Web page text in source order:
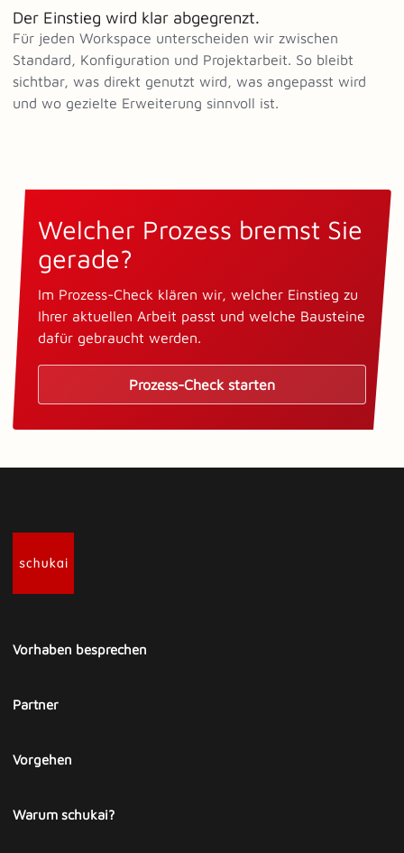
Der Einstieg wird klar abgegrenzt.
Für jeden Workspace unterscheiden wir zwischen
Standard, Konfiguration und Projektarbeit. So bleibt
sichtbar, was direkt genutzt wird, was angepasst wird
und wo gezielte Erweiterung sinnvoll ist.
Welcher Prozess bremst Sie
gerade?
Im Prozess-Check klären wir, welcher Einstieg zu
Ihrer aktuellen Arbeit passt und welche Bausteine
dafür gebraucht werden.
Prozess-Check starten
Vorhaben besprechen
Partner
Vorgehen
Warum schukai?